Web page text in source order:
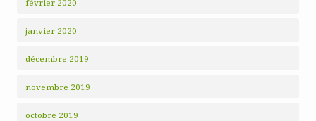
février 2020
janvier 2020
décembre 2019
novembre 2019
octobre 2019